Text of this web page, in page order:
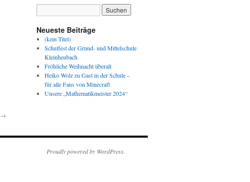
→
Neueste Beiträge
(kein Titel)
Schulfest der Grund- und Mittelschule
Kleinheubach
Fröhliche Weihnacht überall
Heiko Wolz zu Gast in der Schule –
für alle Fans von Minecraft
Unsere „Mathematikmeister 2024“
Proudly powered by WordPress.